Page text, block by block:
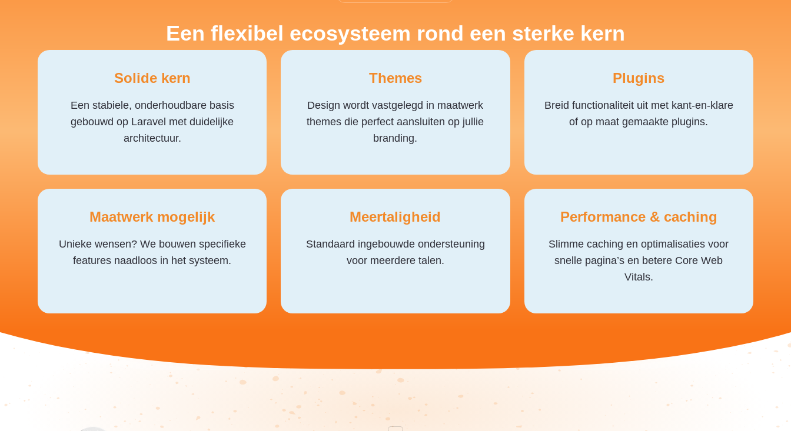
Een flexibel ecosysteem rond een sterke kern
Solide kern
Een stabiele, onderhoudbare basis
gebouwd op Laravel met duidelijke
architectuur.
Themes
Design wordt vastgelegd in maatwerk
themes die perfect aansluiten op jullie
branding.
Plugins
Breid functionaliteit uit met kant-en-klare
of op maat gemaakte plugins.
Maatwerk mogelijk
Unieke wensen? We bouwen specifieke
features naadloos in het systeem.
Meertaligheid
Standaard ingebouwde ondersteuning
voor meerdere talen.
Performance & caching
Slimme caching en optimalisaties voor
snelle pagina’s en betere Core Web
Vitals.